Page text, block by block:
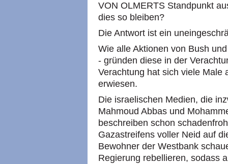
VON OLMERTS Standpunkt
dies so bleiben?
Die Antwort ist ein
Wie alle Aktionen von Bush
- gründen diese in der
Verachtung hat sich viele Male
erwiesen.
Die israelischen Medien, die
Mahmoud Abbas und
beschreiben schon
Gazastreifens voller Neid auf
Bewohner der Westbank
Regierung rebellieren, sodass